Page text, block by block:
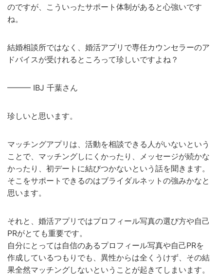
のですが、こういったサポート体制があると心強いです
ね。
結婚相談所ではなく、婚活アプリで専任カウンセラーのア
ドバイスが受けれるところって珍しいですよね？
——— IBJ 千葉さん
珍しいと思います。
マッチングアプリは、活動を相談できる人がいないという
ことで、マッチングしにくかったり、メッセージが続かな
かったり、初デートに結びつかないという話を聞きます。
そこをサポートできるのはブライダルネットの強みかなと
思います。
それと、婚活アプリではプロフィール写真の選び方や自己
PRがとても重要です。
自分にとっては自信のあるプロフィール写真や自己PRを
作成しているつもりでも、異性からは全くうけず、その結
果全然マッチングしないということが起きてしまいます。